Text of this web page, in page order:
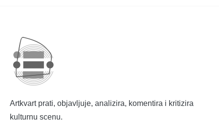
Artkvart prati, objavljuje, analizira, komentira i kritizira
kulturnu scenu.